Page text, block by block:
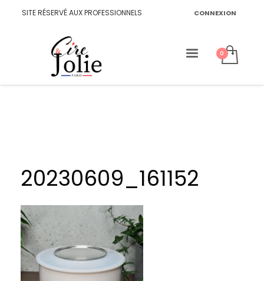
SITE RÉSERVÉ AUX PROFESSIONNELS CONNEXION
20230609_161152